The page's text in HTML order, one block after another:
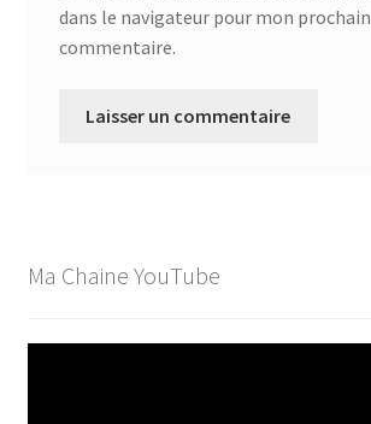
dans le navigateur pour mon prochain
commentaire.
Ma Chaine YouTube